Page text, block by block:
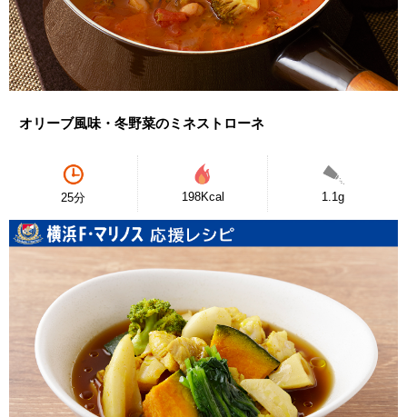
オリーブ風味・冬野菜のミネストローネ
25分 198Kcal 1.1g